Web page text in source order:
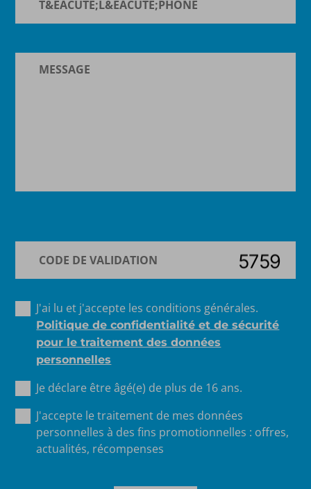
J'ai lu et j'accepte les conditions générales.
Politique de confidentialité et de sécurité
pour le traitement des données
personnelles
Je déclare être âgé(e) de plus de 16 ans.
J'accepte le traitement de mes données
personnelles à des fins promotionnelles : offres,
actualités, récompenses